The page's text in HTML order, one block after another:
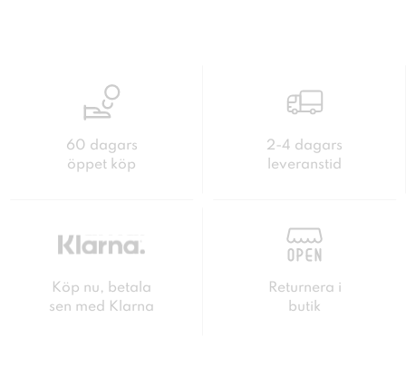
60 dagars
öppet köp
2-4 dagars
leveranstid
Köp nu, betala
sen med Klarna
Returnera i
butik